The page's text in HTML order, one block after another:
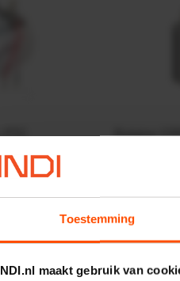
Toestemming
maakt gebruik van
PTC
+
Rotator
€ 19,99
−